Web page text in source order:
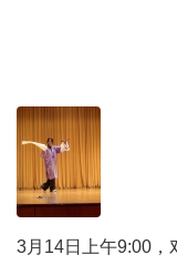
3月14日上午9:00，